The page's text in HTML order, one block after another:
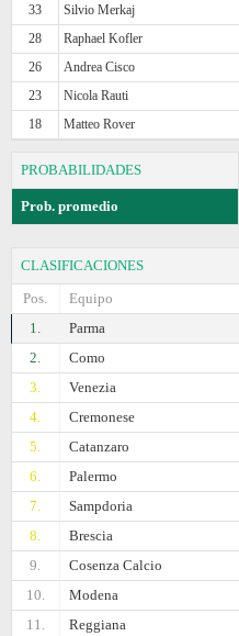
33
Silvio Merkaj
28
Raphael Kofler
26
Andrea Cisco
23
Nicola Rauti
18
Matteo Rover
PROBABILIDADES
Prob. promedio
CLASIFICACIONES
Pos.
Equipo
1.
Parma
2.
Como
3.
Venezia
4.
Cremonese
5.
Catanzaro
6.
Palermo
7.
Sampdoria
8.
Brescia
9.
Cosenza Calcio
10.
Modena
11.
Reggiana